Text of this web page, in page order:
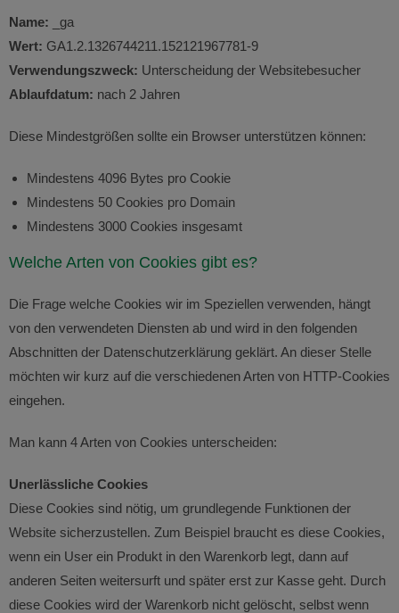
Name: _ga
Wert: GA1.2.1326744211.152121967781-9
Verwendungszweck: Unterscheidung der Websitebesucher
Ablaufdatum: nach 2 Jahren
Diese Mindestgrößen sollte ein Browser unterstützen können:
Mindestens 4096 Bytes pro Cookie
Mindestens 50 Cookies pro Domain
Mindestens 3000 Cookies insgesamt
Welche Arten von Cookies gibt es?
Die Frage welche Cookies wir im Speziellen verwenden, hängt
von den verwendeten Diensten ab und wird in den folgenden
Abschnitten der Datenschutzerklärung geklärt. An dieser Stelle
möchten wir kurz auf die verschiedenen Arten von HTTP-Cookies
eingehen.
Man kann 4 Arten von Cookies unterscheiden:
Unerlässliche Cookies
Diese Cookies sind nötig, um grundlegende Funktionen der
Website sicherzustellen. Zum Beispiel braucht es diese Cookies,
wenn ein User ein Produkt in den Warenkorb legt, dann auf
anderen Seiten weitersurft und später erst zur Kasse geht. Durch
diese Cookies wird der Warenkorb nicht gelöscht, selbst wenn